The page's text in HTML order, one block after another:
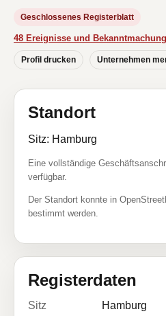
Geschlossenes Registerblatt
48 Ereignisse und
Profil drucken Unternehmen
Standort
Sitz: Hamburg
Eine vollständige
verfügbar.
Der Standort konnte in
bestimmt werden.
Registerdaten
Sitz
Hamburg